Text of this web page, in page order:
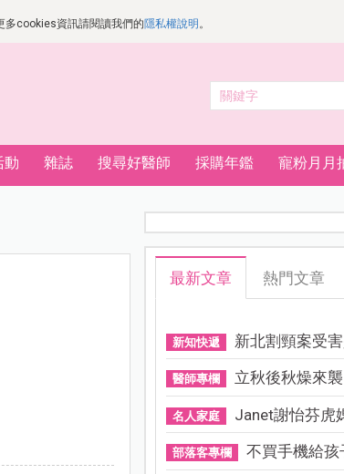
多cookies資訊請閱讀我們的隱私權說明 。
動 雜誌 搜尋好醫師 採購年鑑 寵粉月月
最新文章 熱門文章
新知快遞 新北割頸案受
醫師專欄 立秋後秋燥來
名人家庭 Janet謝怡芬虎媽
部落客專欄 不買手機給孩